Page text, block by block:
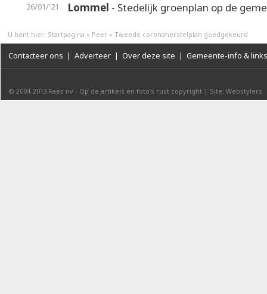
26/01/'21 Lommel - Stedelijk groenplan op de
U bent hier: Startpagina » Peer » Tweede coronaherstelplan goedgekeurd
Contacteer ons | Adverteer | Over deze site | Gemeente-info & links
© 2004-2013 Faes nv - Op de artikels en foto’s rust copyright | Site: Webstylers